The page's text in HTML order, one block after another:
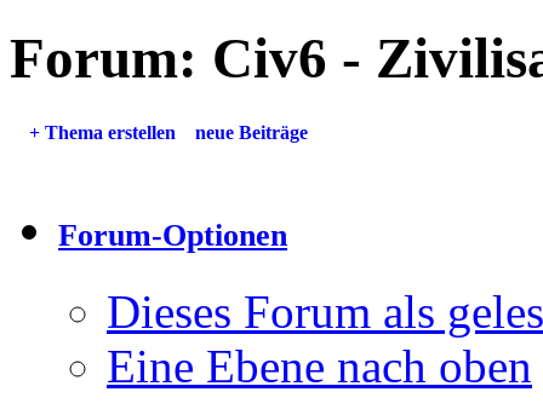
Forum: Civ6 -
+ Thema erstellen neue Beiträge
Forum-Optionen
Dieses Forum als
Eine Ebene nach oben